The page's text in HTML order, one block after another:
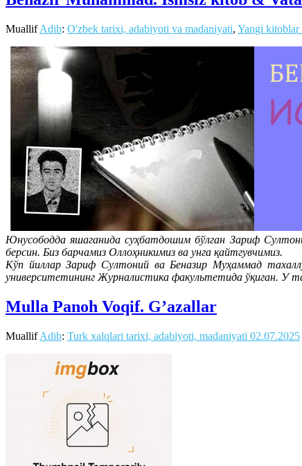
MuallifAdib: O'zbek tarixi, adabiyoti va madaniyati, Yangi kitoblar
Юнусободда яшаганида суҳбатдошим бўлган Зариф
берсин. Биз барчамиз Оллоҳникимиз ва унга қайтгувчимиз.
Кўп йиллар Зариф Султоний ва Беназир Муҳаммад
университетининг Журналистика факультетида ўқиган. У
Mulla Panoh Voqif. G’azallar
MuallifAdib: Turk xalqlari tarixi, adabiyoti, madaniyati 02.07.2025